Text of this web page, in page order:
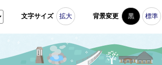
文字サイズ 拡大 背景変更 黒 標準